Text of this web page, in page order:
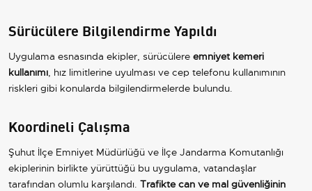
Sürücülere Bilgilendirme Yapıldı
Uygulama esnasında ekipler, sürücülere emniyet kemeri
kullanımı, hız limitlerine uyulması ve cep telefonu kullanımının
riskleri gibi konularda bilgilendirmelerde bulundu.
Koordineli Çalışma
Şuhut İlçe Emniyet Müdürlüğü ve İlçe Jandarma Komutanlığı
ekiplerinin birlikte yürüttüğü bu uygulama, vatandaşlar
tarafından olumlu karşılandı. Trafikte can ve mal güvenliğinin